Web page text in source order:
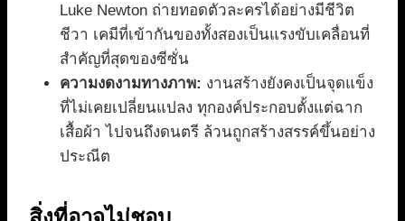
Luke Newton ถ่ายทอดตัวละครได้อย่างมีชีวิต
ชีวา เคมีที่เข้ากันของทั้งสองเป็นแรงขับเคลื่อนที่
สำคัญที่สุดของซีซั่น
ความงดงามทางภาพ: งานสร้างยังคงเป็นจุดแข็ง
ที่ไม่เคยเปลี่ยนแปลง ทุกองค์ประกอบตั้งแต่ฉาก
เสื้อผ้า ไปจนถึงดนตรี ล้วนถูกสร้างสรรค์ขึ้นอย่าง
ประณีต